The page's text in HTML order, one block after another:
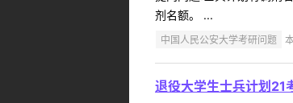
剂名额。 ...
中国人民公安大学考研问题
退役大学生士兵计划21